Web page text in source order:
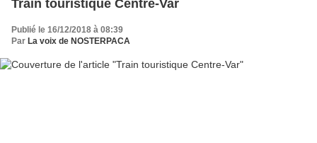
Train touristique Centre-Var
Publié le 16/12/2018 à 08:39
Par La voix de NOSTERPACA